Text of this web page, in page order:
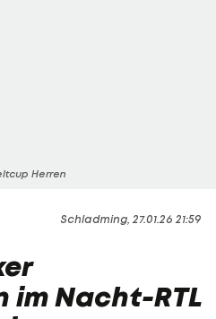
Herren
Schladming, 27.01.26 21:59
Nacht-RTL